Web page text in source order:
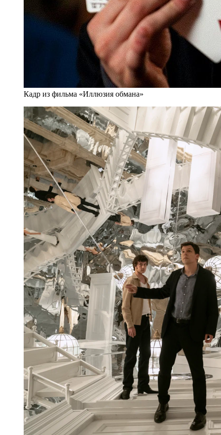
Кадр из фильма «Иллюзия обмана»